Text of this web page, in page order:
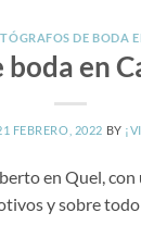
DE BODA
boda en
FEBRERO, 2022 BY
en Quel,
y sobre